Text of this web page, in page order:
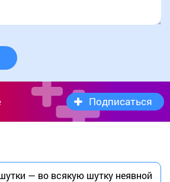
Подписаться
— во всякую шутку неявной